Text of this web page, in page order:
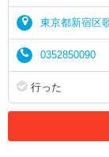
東京都新宿区
0352850090
行った